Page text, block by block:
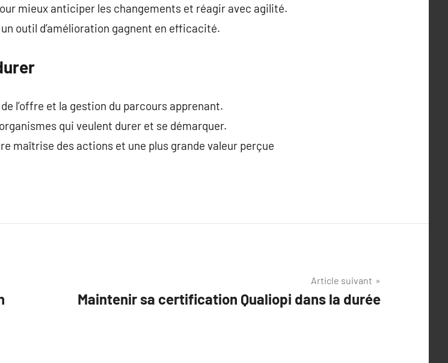
mieux anticiper les changements et réagir avec agilité.
outil d’amélioration gagnent en efficacité.
l’offre et la gestion du parcours apprenant.
qui veulent durer et se démarquer.
maîtrise des actions et une plus grande valeur perçue
Article suivant
Maintenir sa certification Qualiopi dans la durée